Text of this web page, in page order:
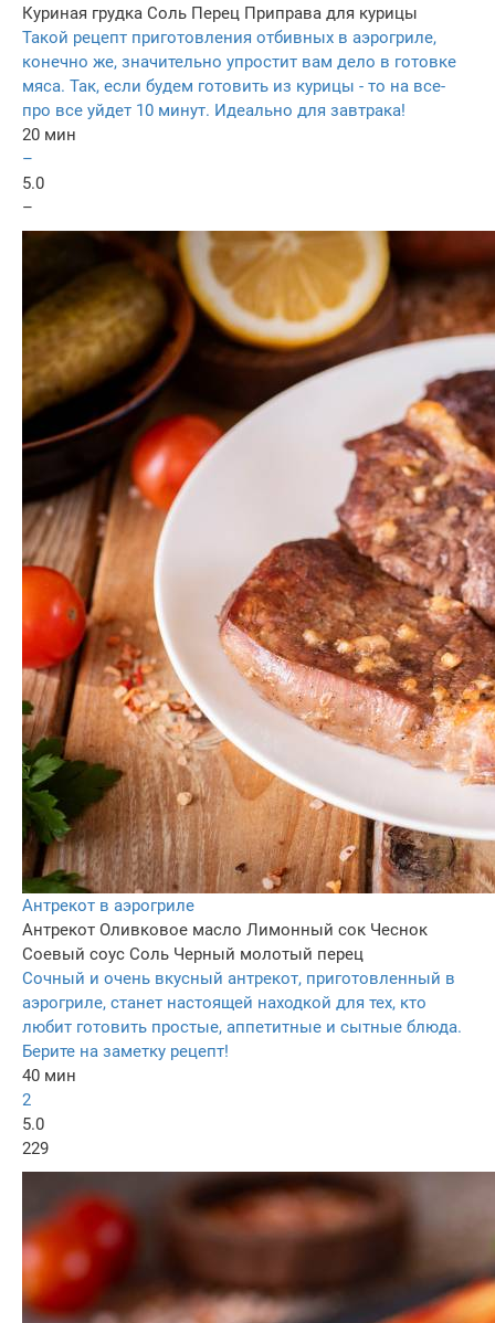
Куриная грудка Соль Перец Приправа для курицы
Такой рецепт приготовления отбивных в аэрогриле,
конечно же, значительно упростит вам дело в готовке
мяса. Так, если будем готовить из курицы - то на все-
про все уйдет 10 минут. Идеально для завтрака!
20 мин
–
5.0
–
Антрекот в аэрогриле
Антрекот Оливковое масло Лимонный сок Чеснок
Соевый соус Соль Черный молотый перец
Сочный и очень вкусный антрекот, приготовленный в
аэрогриле, станет настоящей находкой для тех, кто
любит готовить простые, аппетитные и сытные блюда.
Берите на заметку рецепт!
40 мин
2
5.0
229